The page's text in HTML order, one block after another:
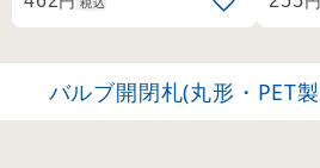
バルブ開閉札(丸形・PET